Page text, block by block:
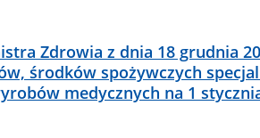
Zdrowia z dnia 18 grudnia
środków spożywczych
medycznych na 1